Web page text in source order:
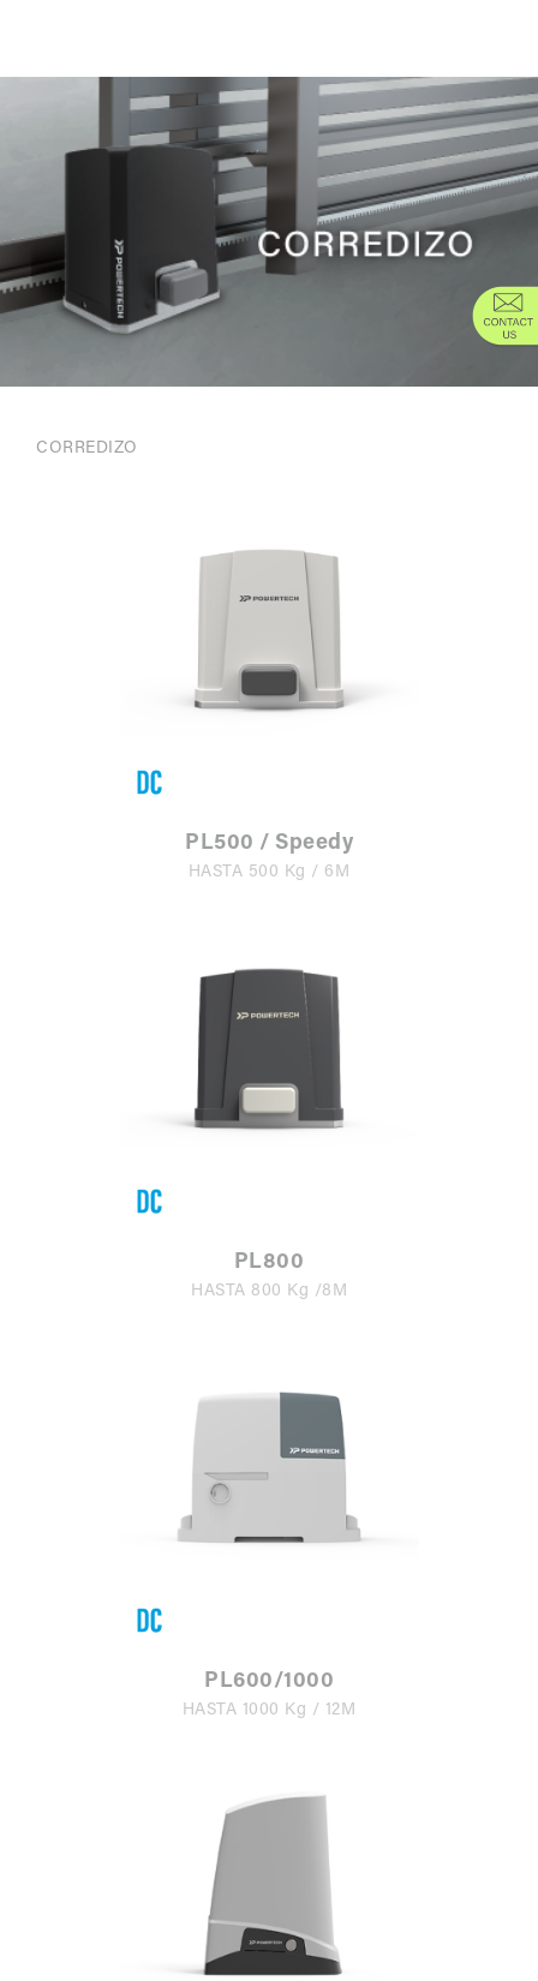
CORREDIZO
PL500 / Speedy
HASTA 500 Kg / 6M
PL800
HASTA 800 Kg /8M
PL600/1000
HASTA 1000 Kg / 12M